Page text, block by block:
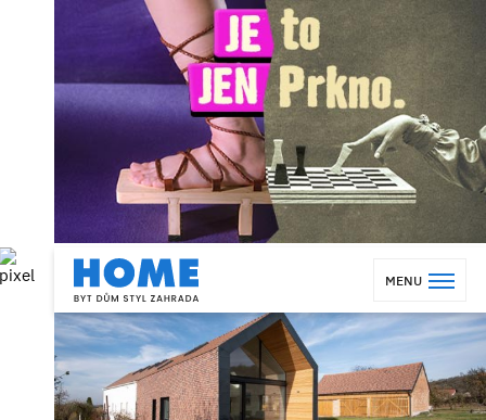
MENU